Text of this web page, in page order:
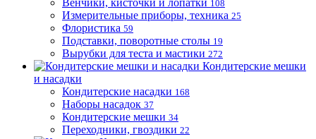
Венчики, кисточки и лопатки 108
Измерительные приборы, техника 25
Флористика 59
Подставки, поворотные столы 19
Вырубки для теста и мастики 272
Кондитерские мешки
и насадки
Кондитерские насадки 168
Наборы насадок 37
Кондитерские мешки 34
Переходники, гвоздики 22